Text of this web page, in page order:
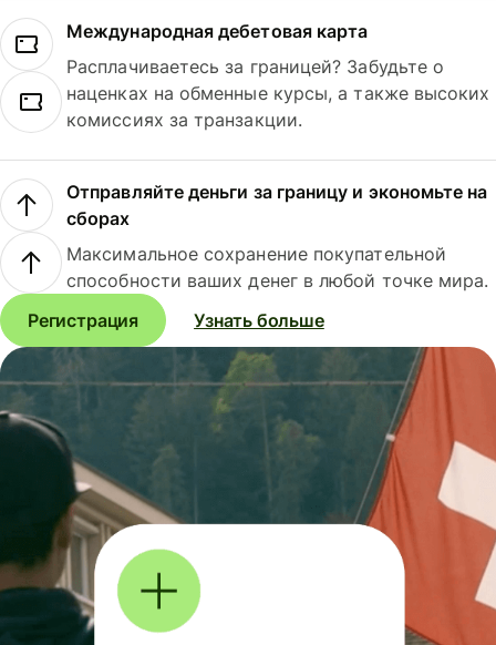
Международная дебетовая карта
Расплачиваетесь за границей? Забудьте о
наценках на обменные курсы, а также высоких
комиссиях за транзакции.
Отправляйте деньги за границу и экономьте на
сборах
Максимальное сохранение покупательной
способности ваших денег в любой точке мира.
Регистрация
Узнать больше